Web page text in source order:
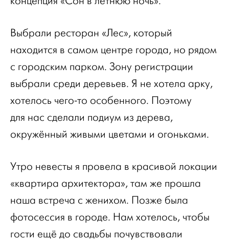
Выбрали ресторан «Лес», который
находится в самом центре города, но рядом
с городским парком. Зону регистрации
выбрали среди деревьев. Я не хотела арку,
хотелось чего-то особенного. Поэтому
для нас сделали подиум из дерева,
окружённый живыми цветами и огоньками.
Утро невесты я провела в красивой локации
«квартира архитектора», там же прошла
наша встреча с женихом. Позже была
фотосессия в городе. Нам хотелось, чтобы
гости ещё до свадьбы почувствовали